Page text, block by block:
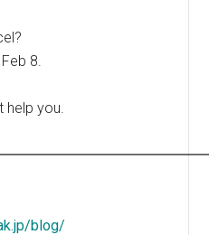
8.
help you.
blog/